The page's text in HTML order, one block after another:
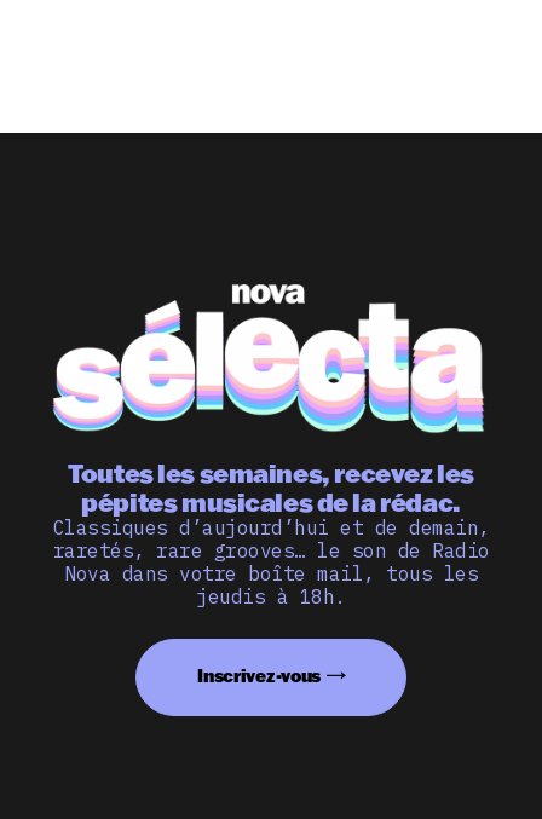
Toutes les semaines, recevez les
pépites musicales de la rédac.
Classiques d’aujourd’hui et de demain,
raretés, rare grooves… le son de Radio
Nova dans votre boîte mail, tous les
jeudis à 18h.
Inscrivez-vous